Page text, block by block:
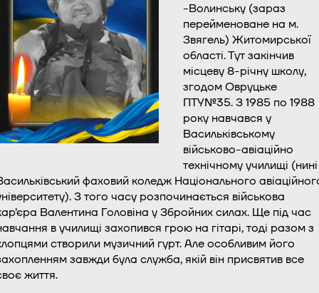
-Волинську (зараз
перейменоване на м.
Звягель) Житомирської
області. Тут закінчив
місцеву 8-річну школу,
згодом Овруцьке
ПТУ№35. З 1985 по 1988
року навчався у
Васильківському
військово-авіаційно
технічному училищі (нині
фаховий коледж Національного
З того часу розпочинається військова
Валентина Головіна у Збройних силах. Ще під час
в училищі захопився грою на гітарі, тоді разом з
створили музичний гурт. Але особливим його
завжди була служба, якій він присвятив все
життя.